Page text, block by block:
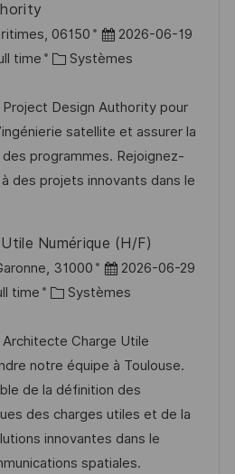
a
g
06150
D
a
e
d
’
a
i
c
h
g
e
2026-06-19
time
C
t
é
g
o
e
Systèmes
Project Design Authority pour
satellite et assurer la
programmes. Rejoignez-
des projets innovants dans le
Numérique (H/F)
31000
D
a
e
d
’
a
f
f
2026-06-29
time
C
t
é
g
o
r
i
Systèmes
Charge Utile
notre équipe à Toulouse.
de la définition des
des charges utiles et de la
innovantes dans le
spatiales.